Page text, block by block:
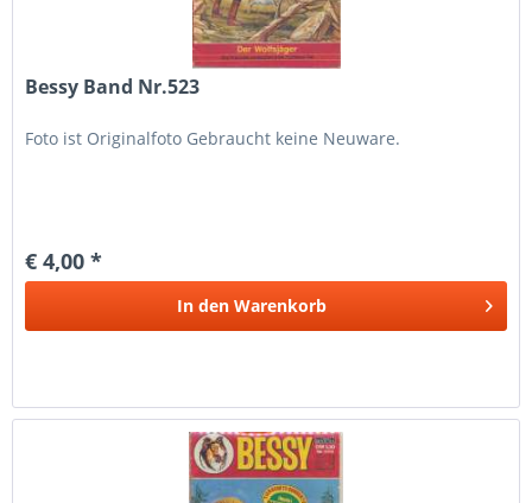
Bessy Band Nr.523
Foto ist Originalfoto Gebraucht keine Neuware.
€ 4,00 *
In den Warenkorb